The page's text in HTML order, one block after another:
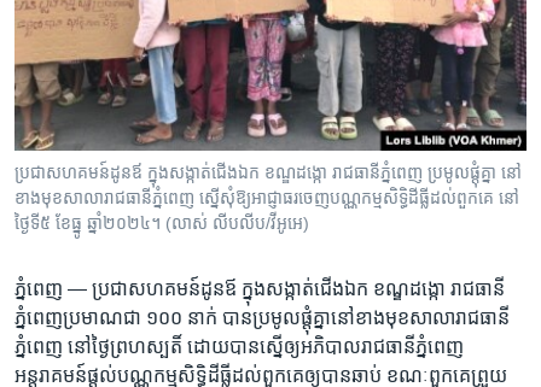
ទំព័រ​
សម្ព័ន្ធ​
រំលង​
ទៅ​
កាន់​
ស្វែង​
កម្មវិធីទាំងអស់
Khmer English
បណ្តាញ​សង្គម
ប្រជាសហគមន៍ដូនឪ ក្នុងសង្កាត់ជើងឯក ខណ្ឌដង្កោ រាជធានីភ្នំពេញ ប្រមូលផ្តុំគ្នា នៅ​
ខាងមុខ​សាលារាជធានីភ្នំពេញ ស្នើសុំឱ្យអាជ្ញាធរចេញបណ្ណកម្មសិទ្ធិដីធ្លីដល់ពួកគេ នៅ
ថ្ងៃទី៥ ខែធ្នូ ឆ្នាំ២០២៤។ (លាស់ លីបលីប/វីអូអេ)
ភ្នំពេញ — ប្រជា​សហគមន៍​ដូនឪ​ ក្នុង​សង្កាត់​ជើង​ឯក ខណ្ឌ​ដង្កោ រាជ​ធានី​
ភ្នំពេញ​ប្រមាណជា ១០០ ​នាក់ ​បានប្រមូល​ផ្តុំគ្នា​នៅ​ខាងមុខ​សាលា​រាជ​ធានី​
ភ្នំពេញ ​នៅថ្ងៃ​ព្រហ​ស្បតិ៍ ដោយ​បាន​ស្នើឲ្យ​អភិបាល​រាជ​ធានី​ភ្នំពេញ
អន្តរាគមន៍ផ្តល់​បណ្ណ​កម្មសិទ្ធិ​ដីធ្លី​ដល់​ពួកគេឲ្យ​បាន​ឆាប់ ​ខណៈ​ពួកគេព្រួយ​